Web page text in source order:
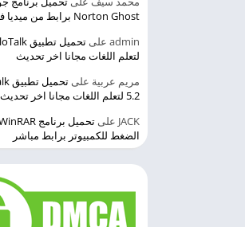
Norton Ghost برابط من ميديا فاير
admin على
لتعلم اللغات مجانا اخر تحديث
مريم عربية على
5.2 لتعلم اللغات مجانا اخر تحديث
JACK على
الضغط للكمبيوتر برابط مباشر